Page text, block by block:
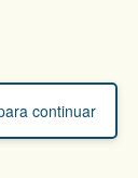
continuar